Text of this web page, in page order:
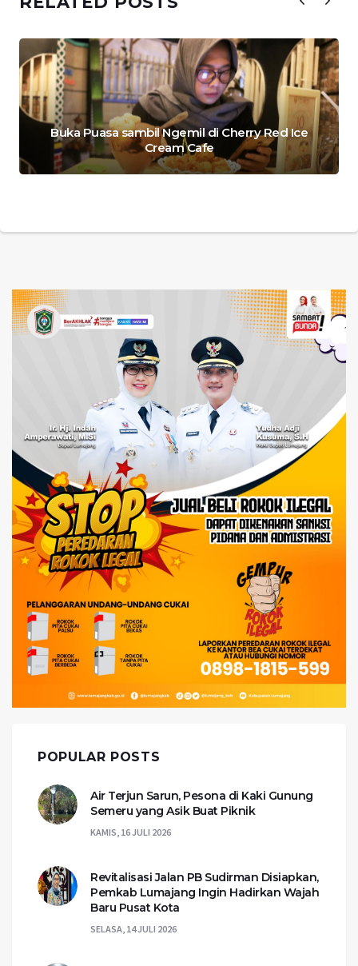
Buka Puasa sambil Ngemil di Cherry Red Ice
Cream Cafe
POPULAR POSTS
Air Terjun Sarun, Pesona di Kaki Gunung
Semeru yang Asik Buat Piknik
KAMIS, 16 JULI 2026
Revitalisasi Jalan PB Sudirman Disiapkan,
Pemkab Lumajang Ingin Hadirkan Wajah
Baru Pusat Kota
SELASA, 14 JULI 2026